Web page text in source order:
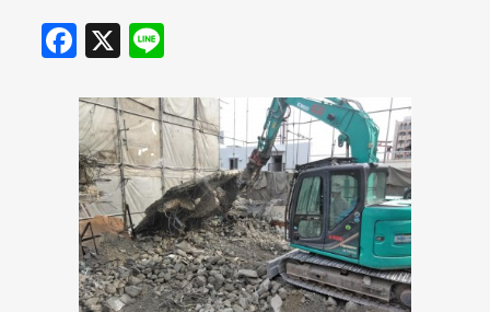
F
a
c
e
b
o
o
k
X Li
e